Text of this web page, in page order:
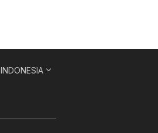
INDONESIA